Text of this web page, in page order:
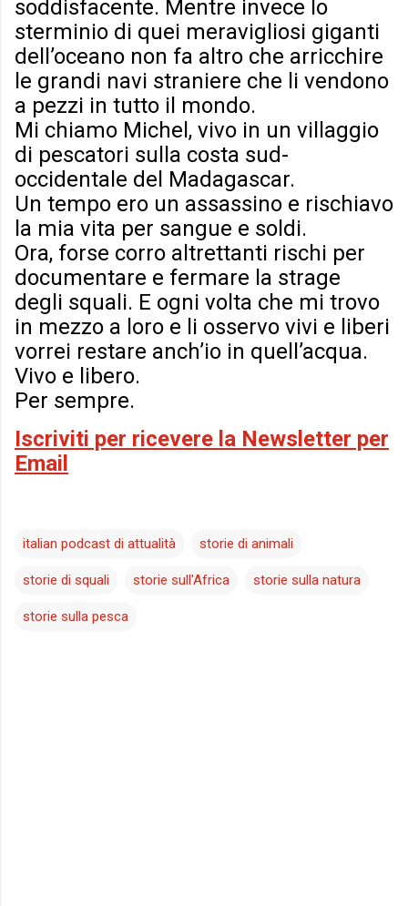
soddisfacente. Mentre invece lo
sterminio di quei meravigliosi giganti
dell’oceano non fa altro che arricchire
le grandi navi straniere che li vendono
a pezzi in tutto il mondo.
Mi chiamo Michel, vivo in un villaggio
di pescatori sulla costa sud-
occidentale del Madagascar.
Un tempo ero un assassino e rischiavo
la mia vita per sangue e soldi.
Ora, forse corro altrettanti rischi per
documentare e fermare la strage
degli squali. E ogni volta che mi trovo
in mezzo a loro e li osservo vivi e liberi
vorrei restare anch’io in quell’acqua.
Vivo e libero.
Per sempre.
Iscriviti per ricevere la Newsletter per
Email
italian podcast di attualità storie di animali
storie di squali storie sull'Africa storie sulla natura
storie sulla pesca